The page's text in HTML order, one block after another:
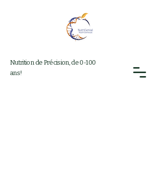
Nutrition de Précision, de 0-100
ans!